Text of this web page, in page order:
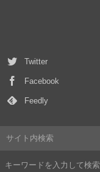
Twitter
Facebook
Feedly
サイト内検索